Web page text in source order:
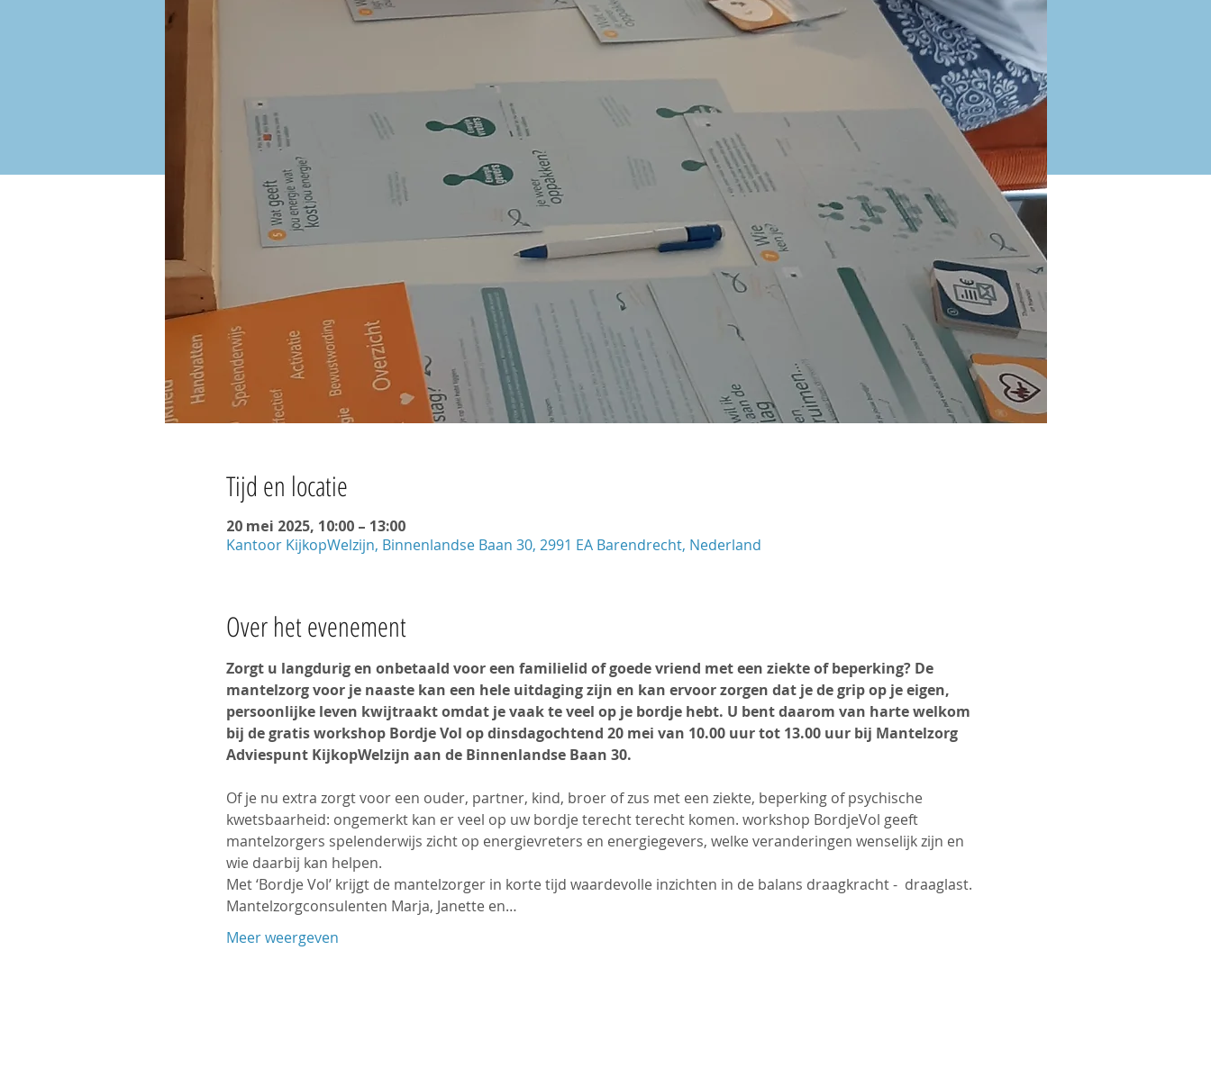
Tijd en locatie
20 mei 2025, 10:00 – 13:00
Kantoor KijkopWelzijn, Binnenlandse Baan 30, 2991 EA Barendrecht, Nederland
Over het evenement
Zorgt u langdurig en onbetaald voor een familielid of goede vriend met een ziekte of beperking? De
mantelzorg voor je naaste kan een hele uitdaging zijn en kan ervoor zorgen dat je de grip op je eigen,
persoonlijke leven kwijtraakt omdat je vaak te veel op je bordje hebt. U bent daarom van harte welkom
bij de gratis workshop Bordje Vol op dinsdagochtend 20 mei van 10.00 uur tot 13.00 uur bij Mantelzorg
Adviespunt KijkopWelzijn aan de Binnenlandse Baan 30.
Of je nu extra zorgt voor een ouder, partner, kind, broer of zus met een ziekte, beperking of psychische
kwetsbaarheid: ongemerkt kan er veel op uw bordje terecht terecht komen. workshop BordjeVol geeft
mantelzorgers spelenderwijs zicht op energievreters en energiegevers, welke veranderingen wenselijk zijn en
wie daarbij kan helpen.
Met ‘Bordje Vol’ krijgt de mantelzorger in korte tijd waardevolle inzichten in de balans draagkracht -  draaglast.
Mantelzorgconsulenten Marja, Janette en…
Meer weergeven